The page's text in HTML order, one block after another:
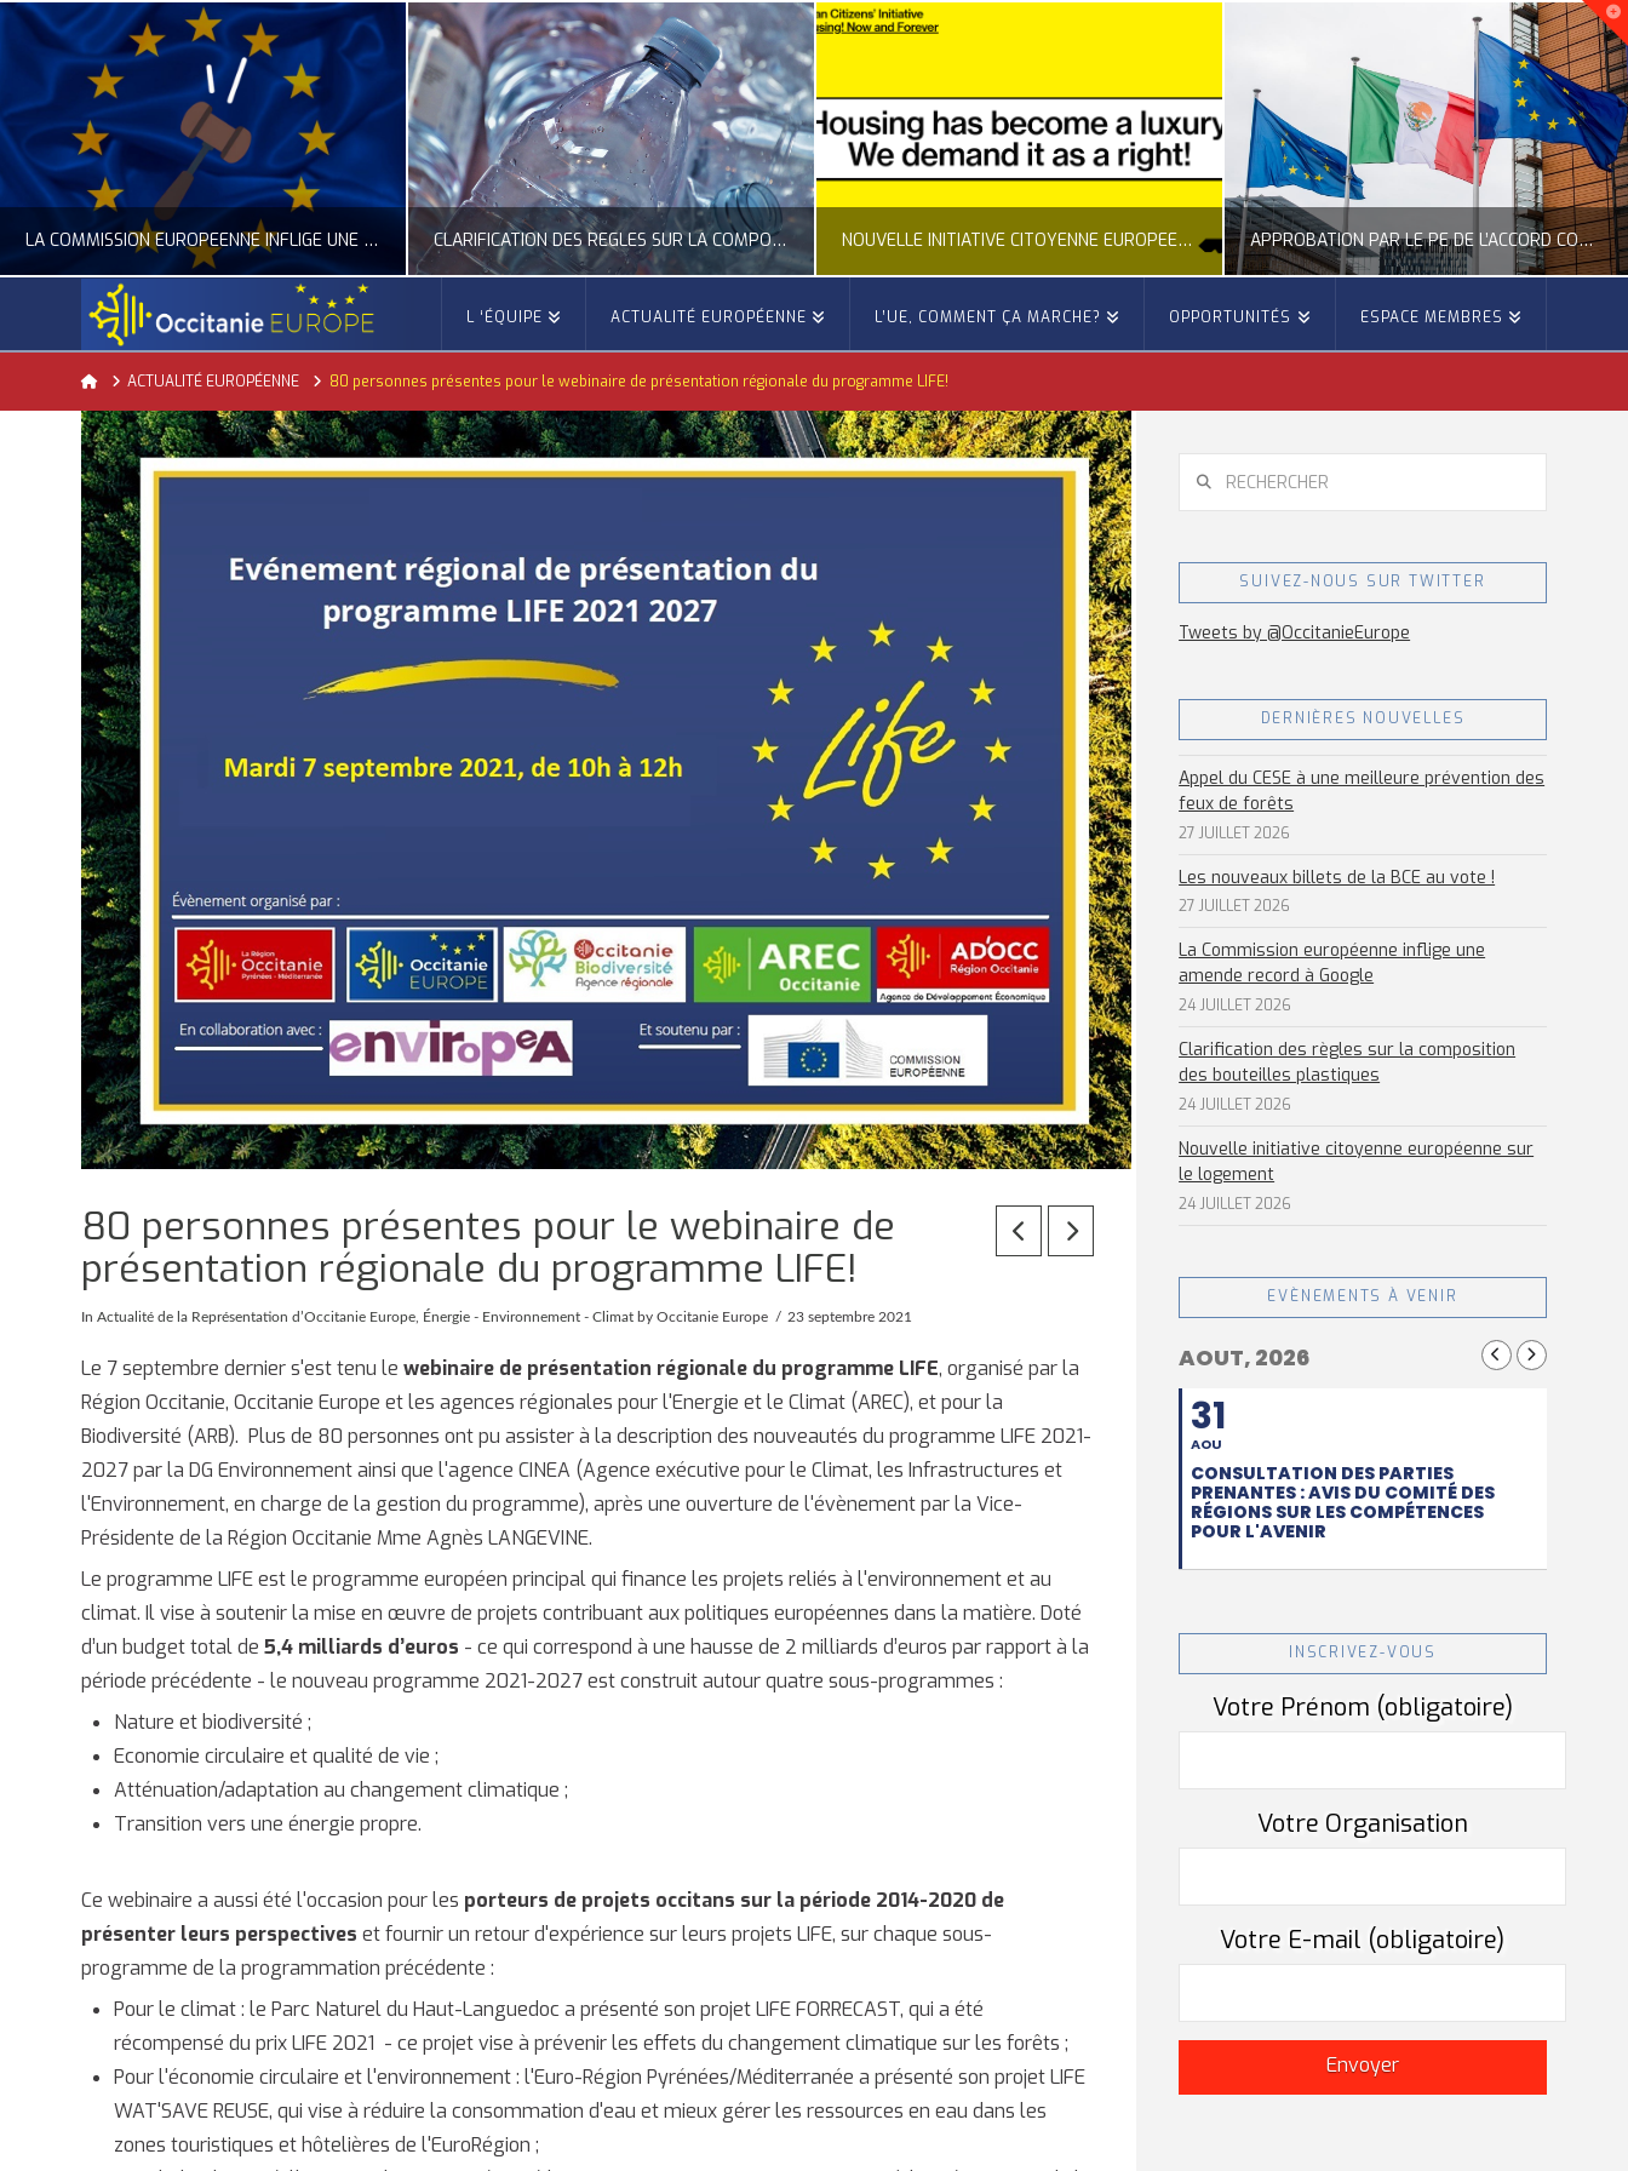
LA COMMISSION EUROPÉENNE INFLIGE UNE AMENDE RECORD À GOOGLE CLARIFICATION DES RÈGLES SUR LA COMPOSITION DES BOUTEILLES PLASTIQUES
ACTUALITÉ DE L'UNION EUROPÉENNE, ACTUALITÉ DE LA REPRÉSENTATION D’OCCITANIE EUROPE, ECONOMIE CIRCULAIRE, ÉNERGIE - ENVIRONNEMENT - CLIMAT
JUILLET 24, 2026
NOUVELLE INITIATIVE CITOYENNE EUROPÉENNE SUR LE LOGEMENT
ACTUALITÉ DE L'UNION EUROPÉENNE, ACTUALITÉ DE LA REPRÉSENTATION D’OCCITANIE EUROPE, CITOYENNETÉ, LOGEMENT
JUILLET 24, 2026
APPROBATION PAR LE PE DE L’ACCORD COMMERCIAL ENTRE L’UE ET LE MEXIQUE
ACTION EXTÉRIEURE, ACTUALITÉ DE L'UNION EUROPÉENNE
JUILLET 22, 2026
ACTUALITÉ DE L'UNION EUROPÉENNE, ACTUALITÉ DE LA REPRÉSENTATION D’OCCITANIE EUROPE, ÉNERGIE - ENVIRONNEMENT - CLIMAT, FORÊTS
JUILLET 27, 2026
L ‘ÉQUIPE ACTUALITÉ EUROPÉENNE L’UE, COMMENT ÇA MARCHE? OPPORTUNITÉS ESPACE MEMBRES
HomeACTUALITÉ EUROPÉENNE 80 personnes présentes pour le webinaire de présentation régionale du programme LIFE!
80 personnes présentes pour le webinaire de
présentation régionale du programme LIFE!
InActualité de la Représentation d’Occitanie Europe Énergie - Environnement - Climat by Occitanie Europe 23 septembre 2021
Le 7 septembre dernier s'est tenu lewebinaire de présentation régionale du programme LIFE, organisé par la
Région Occitanie, Occitanie Europe et les agences régionales pour l'Energie et le Climat (AREC), et pour la
Biodiversité (ARB). Plus de 80 personnes ont pu assister à la description des nouveautés du programme LIFE 2021-
2027 par la DG Environnement ainsi que l'agence CINEA (Agence exécutive pour le Climat, les Infrastructures et
l'Environnement, en charge de la gestion du programme), après une ouverture de l'évènement par la Vice-
Présidente de la Région Occitanie Mme Agnès LANGEVINE.
Le programme LIFE est le programme européen principal qui finance les projets reliés à l'environnement et au
climat. Il vise à soutenir la mise en œuvre de projets contribuant aux politiques européennes dans la matière.Doté
d’un budget total de 5,4 milliards d’euros - ce qui correspond à une hausse de 2 milliards d’euros par rapport à la
période précédente - le nouveau programme 2021-2027 est construit autour quatre sous-programmes :
Nature et biodiversité ;
Economie circulaire et qualité de vie ;
Atténuation/adaptation au changement climatique ;
Transition vers une énergie propre.
Ce webinaire a aussi été l'occasion pour les porteurs de projets occitans sur la période 2014-2020 de
présenter leurs perspectives et fournir un retour d'expérience sur leurs projets LIFE, sur chaque sous-
programme de la programmation précédente :
Pour le climat : le Parc Naturel du Haut-Languedoc a présenté son projet LIFE FORRECAST, qui a été
récompensé du prix LIFE 2021 - ce projet vise à prévenir les effets du changement climatique sur les forêts ;
Pour l'économie circulaire et l'environnement : l'Euro-Région Pyrénées/Méditerranée a présenté son projet LIFE
WAT'SAVE REUSE, qui vise à réduire la consommation d'eau et mieux gérer les ressources en eau dans les
zones touristiques et hôtelières de l'EuroRégion ;
SUIVEZ-NOUS SUR TWITTER
Tweets by @OccitanieEurope
DERNIÈRES NOUVELLES
Appel du CESE à une meilleure prévention des
feux de forêts
27 JUILLET 2026
Les nouveaux billets de la BCE au vote !
27 JUILLET 2026
La Commission européenne inflige une
amende record à Google
24 JUILLET 2026
Clarification des règles sur la composition
des bouteilles plastiques
24 JUILLET 2026
Nouvelle initiative citoyenne européenne sur
le logement
24 JUILLET 2026
EVÈNEMENTS À VENIR
AOUT, 2026
31
AOU
CONSULTATION DES PARTIES
PRENANTES : AVIS DU COMITÉ DES
RÉGIONS SUR LES COMPÉTENCES
POUR L'AVENIR
INSCRIVEZ-VOUS
Votre Prénom (obligatoire)
Votre Organisation
Votre E-mail (obligatoire)